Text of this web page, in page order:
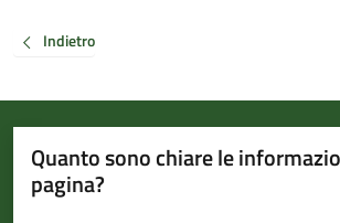
Indietro
Quanto sono chiare le
pagina?